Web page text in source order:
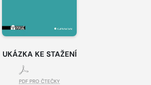
UKÁZKA KE STAŽENÍ
PDF PRO ČTEČKY